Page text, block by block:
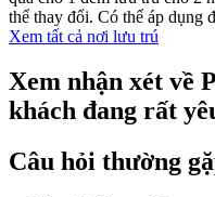
thể thay đổi. Có thể áp dụng
Xem tất cả nơi lưu trú
Xem nhận xét về
khách đang rất
Câu hỏi thường